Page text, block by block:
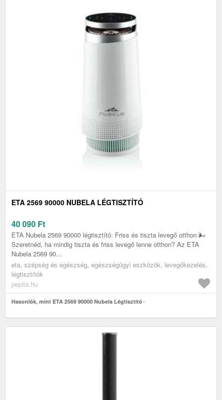
ETA 2569 90000 NUBELA LÉGTISZTÍTÓ
40 090 Ft
ETA Nubela 2569 90000 légtisztító: Friss és tiszta levegő otthon 🌬️
Szeretnéd, ha mindig tiszta és friss levegő lenne otthon? Az ETA
Nubela 2569 90...
eta, szépség és egészség, egészségügyi eszközök, levegőkezelés,
légtisztítók
pepita.hu
Hasonlók, mint ETA 2569 90000 Nubela Légtisztító